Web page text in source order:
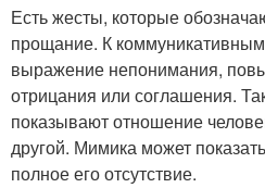
Есть жесты, которые
прощание. К
выражение непонимания,
отрицания или соглашения.
показывают отношение
другой. Мимика может
полное его отсутствие.